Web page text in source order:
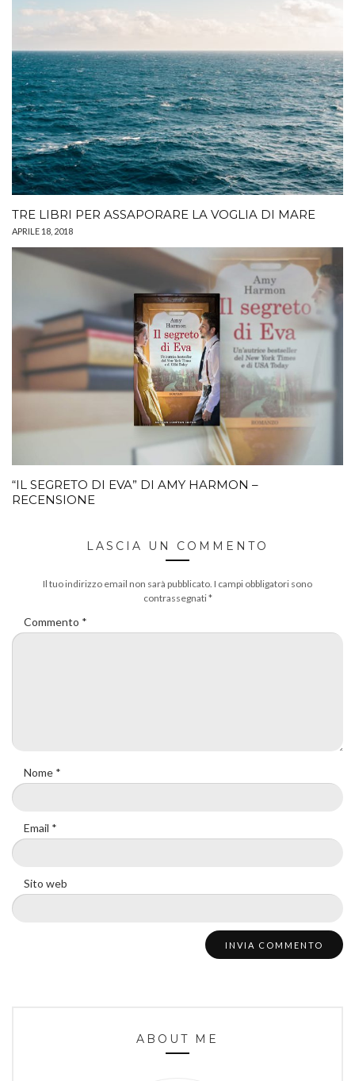
TRE LIBRI PER ASSAPORARE LA VOGLIA DI MARE
APRILE 18, 2018
“IL SEGRETO DI EVA” DI AMY HARMON –
RECENSIONE
LASCIA UN COMMENTO
Il tuo indirizzo email non sarà pubblicato. I campi obbligatori sono
contrassegnati*
Commento *
Nome *
Email *
Sito web
ABOUT ME